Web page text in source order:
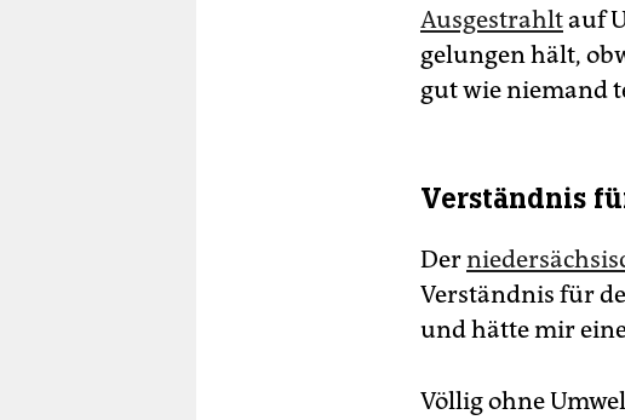
Ausgestrahltauf
gelungen hält,
gut wie niemand
Verständnis
Der
Verständnis für
und hätte mir
Völlig ohne